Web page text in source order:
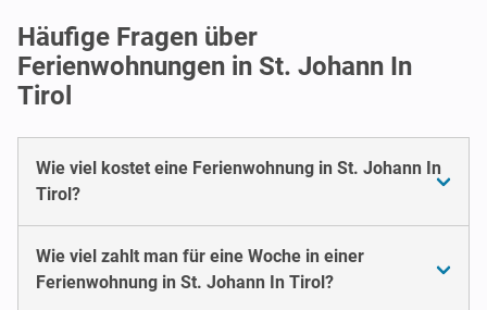
Häufige Fragen über
Ferienwohnungen in St. Johann In
Tirol
Wie viel kostet eine Ferienwohnung in St. Johann In
Tirol?
Wie viel zahlt man für eine Woche in einer
Ferienwohnung in St. Johann In Tirol?